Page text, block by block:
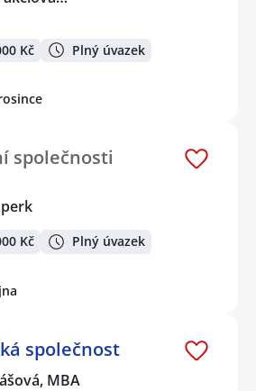
Kč Plný úvazek
společnosti
Kč Plný úvazek
společnost
MBA